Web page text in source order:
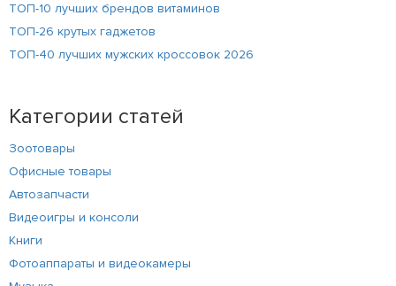
ТОП-10 лучших брендов витаминов
ТОП-26 крутых гаджетов
ТОП-40 лучших мужских кроссовок 2026
Категории статей
Зоотовары
Офисные товары
Автозапчасти
Видеоигры и консоли
Книги
Фотоаппараты и видеокамеры